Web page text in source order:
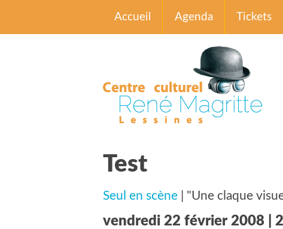
Accueil Agenda Tickets
Test
Seul en scène | "Une claque
vendredi 22 février 2008 |